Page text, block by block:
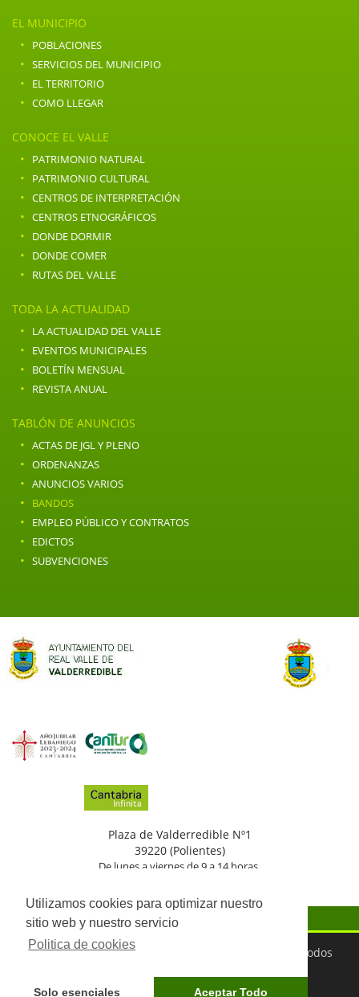
Utilizamos cookies para optimizar nuestro
sitio web y nuestro servicio
Politica de cookies
Solo esenciales Aceptar Todo
EL MUNICIPIO
· POBLACIONES
· SERVICIOS DEL MUNICIPIO
· EL TERRITORIO
· COMO LLEGAR
CONOCE EL VALLE
· PATRIMONIO NATURAL
· PATRIMONIO CULTURAL
· CENTROS DE INTERPRETACIÓN
· CENTROS ETNOGRÁFICOS
· DONDE DORMIR
· DONDE COMER
· RUTAS DEL VALLE
TODA LA ACTUALIDAD
· LA ACTUALIDAD DEL VALLE
· EVENTOS MUNICIPALES
· BOLETÍN MENSUAL
· REVISTA ANUAL
TABLÓN DE ANUNCIOS
· ACTAS DE JGL Y PLENO
· ORDENANZAS
· ANUNCIOS VARIOS
· BANDOS
· EMPLEO PÚBLICO Y CONTRATOS
· EDICTOS
· SUBVENCIONES
Plaza de Valderredible Nº1
39220 (Polientes)
De lunes a viernes de 9 a 14 horas.
©2026 Ayuntamiento del Real Valle de Valderredible. Todos
Aviso Legal
Política de Privacidad Protección de